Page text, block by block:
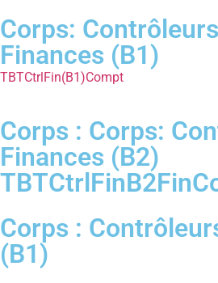
Corps:
Finances (B1)
TBTCtrlFin(B1)Compt
Corps : Corps:
Finances (B2)
Corps :
(B1)